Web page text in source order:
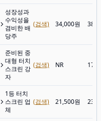
성장성과
수익성을
겸비한 배
당주
(검색) 34,000원
준비된 중
대형 터치
스크린 강
자
(검색) NR
1등 터치
스크린 업
체
(검색) 21,500원